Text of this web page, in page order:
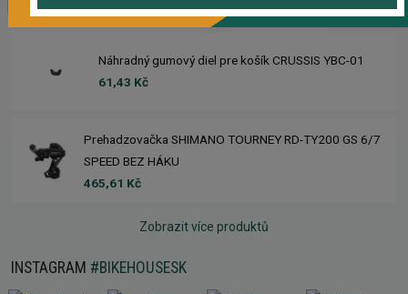
Náhradný gumový diel pre košík CRUSSIS YBC-01
61,43 Kč
Prehadzovačka SHIMANO TOURNEY RD-TY200 GS 6/7
SPEED BEZ HÁKU
465,61 Kč
Zobrazit více produktů
INSTAGRAM #BIKEHOUSESK